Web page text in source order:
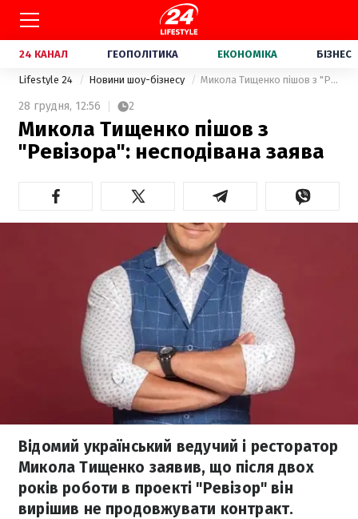
24 КАНАЛ ГЕОПОЛІТИКА ЕКОНОМІКА БІЗНЕС
Lifestyle 24 Новини шоу-бізнесу Микола Тищенко пішов з "Ревізора": несподівана заява
28 грудня, 12:56 2
Микола Тищенко пішов з
"Ревізора": несподівана заява
Відомий український ведучий і ресторатор
Микола Тищенко заявив, що після двох
років роботи в проекті "Ревізор" він
вирішив не продовжувати контракт.